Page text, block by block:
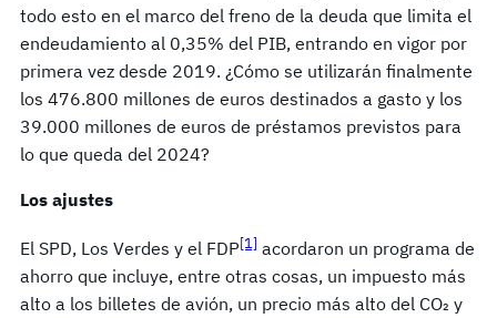
todo esto en el marco del freno de la deuda que limita el
endeudamiento al 0,35% del PIB, entrando en vigor por
primera vez desde 2019. ¿Cómo se utilizarán finalmente
los 476.800 millones de euros destinados a gasto y los
39.000 millones de euros de préstamos previstos para
lo que queda del 2024?
Los ajustes
El SPD, Los Verdes y el FDP[1] acordaron un programa de
ahorro que incluye, entre otras cosas, un impuesto más
alto a los billetes de avión, un precio más alto del CO₂ y